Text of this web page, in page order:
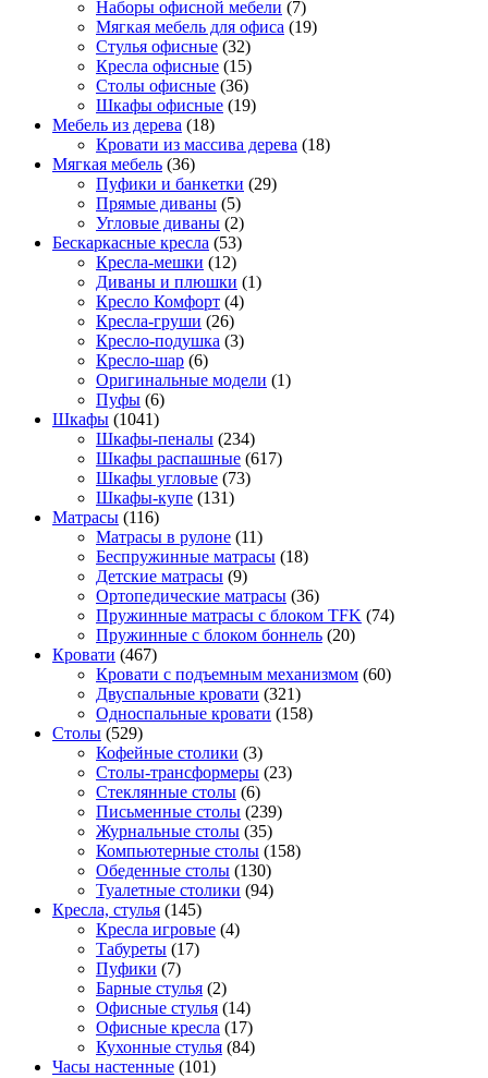
Наборы офисной мебели (7)
Мягкая мебель для офиса (19)
Стулья офисные (32)
Кресла офисные (15)
Столы офисные (36)
Шкафы офисные (19)
Мебель из дерева (18)
Кровати из массива дерева (18)
Мягкая мебель (36)
Пуфики и банкетки (29)
Прямые диваны (5)
Угловые диваны (2)
Бескаркасные кресла (53)
Кресла-мешки (12)
Диваны и плюшки (1)
Кресло Комфорт (4)
Кресла-груши (26)
Кресло-подушка (3)
Кресло-шар (6)
Оригинальные модели (1)
Пуфы (6)
Шкафы (1041)
Шкафы-пеналы (234)
Шкафы распашные (617)
Шкафы угловые (73)
Шкафы-купе (131)
Матрасы (116)
Матрасы в рулоне (11)
Беспружинные матрасы (18)
Детские матрасы (9)
Ортопедические матрасы (36)
Пружинные матрасы с блоком TFK (74)
Пружинные с блоком боннель (20)
Кровати (467)
Кровати с подъемным механизмом (60)
Двуспальные кровати (321)
Односпальные кровати (158)
Столы (529)
Кофейные столики (3)
Столы-трансформеры (23)
Стеклянные столы (6)
Письменные столы (239)
Журнальные столы (35)
Компьютерные столы (158)
Обеденные столы (130)
Туалетные столики (94)
Кресла, стулья (145)
Кресла игровые (4)
Табуреты (17)
Пуфики (7)
Барные стулья (2)
Офисные стулья (14)
Офисные кресла (17)
Кухонные стулья (84)
Часы настенные (101)